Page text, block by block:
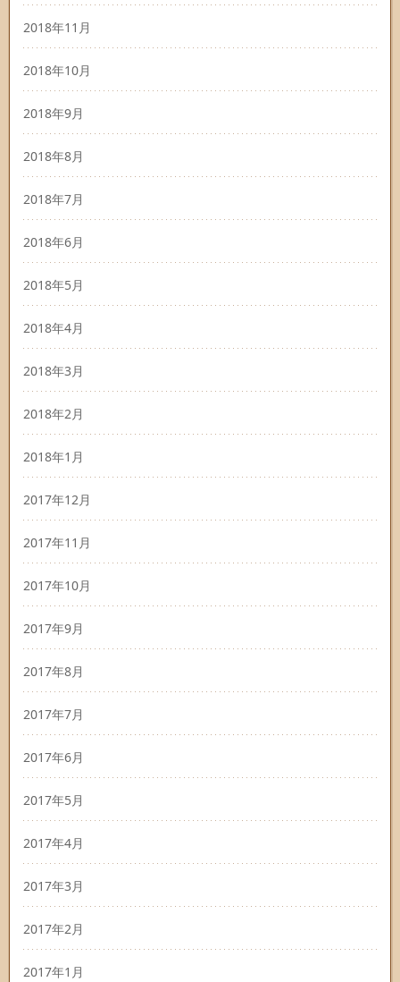
2018年11月
2018年10月
2018年9月
2018年8月
2018年7月
2018年6月
2018年5月
2018年4月
2018年3月
2018年2月
2018年1月
2017年12月
2017年11月
2017年10月
2017年9月
2017年8月
2017年7月
2017年6月
2017年5月
2017年4月
2017年3月
2017年2月
2017年1月